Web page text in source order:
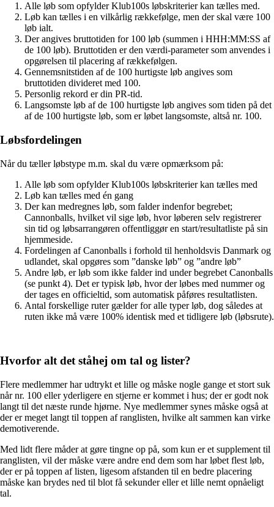
Alle løb som opfylder Klub100s løbskriterier kan tælles med.
Løb kan tælles i en vilkårlig rækkefølge, men der skal være 100
løb ialt.
Der angives bruttotiden for 100 løb (summen i HHH:MM:SS af
de 100 løb). Bruttotiden er den værdi-parameter som anvendes i
opgørelsen til placering af rækkefølgen.
Gennemsnitstiden af de 100 hurtigste løb angives som
bruttotiden divideret med 100.
Personlig rekord er din PR-tid.
Langsomste løb af de 100 hurtigste løb angives som tiden på det
af de 100 hurtigste løb, som er løbet langsomste, altså nr. 100.
Løbsfordelingen
Når du tæller løbstype m.m. skal du være opmærksom på:
Alle løb som opfylder Klub100s løbskriterier kan tælles med
Løb kan tælles med én gang
Der kan medregnes løb, som falder indenfor begrebet;
Cannonballs, hvilket vil sige løb, hvor løberen selv registrerer
sin tid og løbsarrangøren offentliggør en start/resultatliste på sin
hjemmeside.
Fordelingen af Canonballs i forhold til henholdsvis Danmark og
udlandet, skal opgøres som ”danske løb” og ”andre løb”
Andre løb, er løb som ikke falder ind under begrebet Canonballs
(se punkt 4). Det er typisk løb, hvor der løbes med nummer og
der tages en officieltid, som automatisk påføres resultatlisten.
Antal forskellige ruter gælder for alle typer løb, dog således at
ruten ikke må være 100% identisk med et tidligere løb (løbsrute).
Hvorfor alt det ståhej om tal og lister?
Flere medlemmer har udtrykt et lille og måske nogle gange et stort suk
når nr. 100 eller yderligere en stjerne er kommet i hus; der er godt nok
langt til det næste runde hjørne. Nye medlemmer synes måske også at
der er meget langt til toppen af ranglisten, hvilke alt sammen kan virke
demotiverende.
Med lidt flere måder at gøre tingne op på, som kun er et supplement til
ranglisten, vil der måske være andre end dem som har løbet flest løb,
der er på toppen af listen, ligesom afstanden til en bedre placering
måske kan brydes ned til blot få sekunder eller et lille nemt opnåeligt
tal.